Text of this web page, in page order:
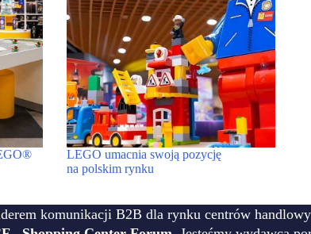
LEGO umacnia swoją pozycję
na polskim rynku
komunikacji B2B dla rynku centrów